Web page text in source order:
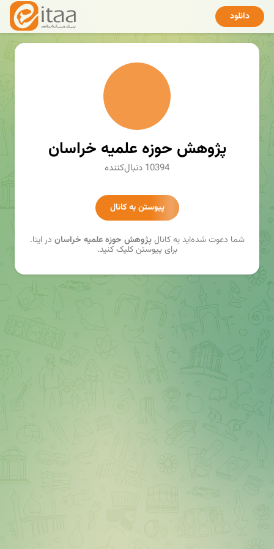
دانلود
پژوهش حوزه علمیه خراسان
10394 دنبال‌کننده
پیوستن به کانال
شما دعوت شده‌اید به کانالپژوهش حوزه علمیه خراسان در ایتا.
برای پیوستن کلیک کنید.